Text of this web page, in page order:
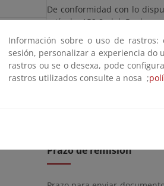
De conformidad con lo
artículo 152.8 del
octubre, se somete a
de cuatro años.
La solicitud estará a
hábiles, contados a partir
En el plazo indicado, los
Prazo de remisión
Información sobre o uso de
sesión, personalizar a experiencia do
rastros ou se o desexa, pode
rastros utilizados consulte a nosa ;